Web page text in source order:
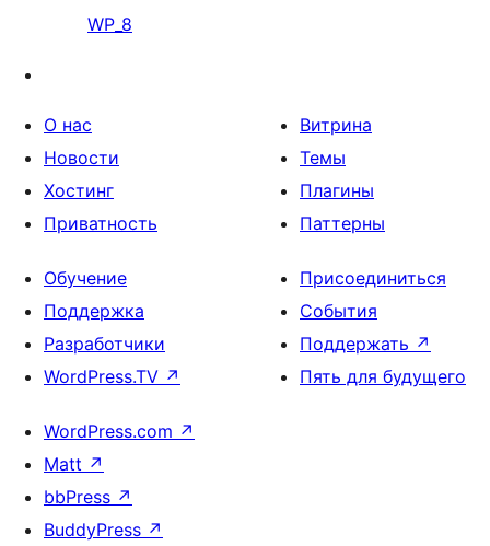
WP_8
О нас
Новости
Хостинг
Приватность
Витрина
Темы
Плагины
Паттерны
Обучение
Поддержка
Разработчики
WordPress.TV ↗
Присоединиться
События
Поддержать ↗
Пять для будущего
WordPress.com ↗
Matt ↗
bbPress ↗
BuddyPress ↗